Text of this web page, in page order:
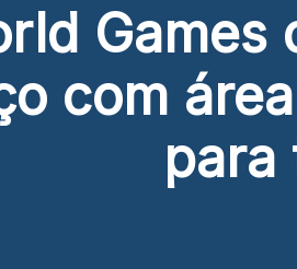
Ver local
Chamar Uber
Games
com
para